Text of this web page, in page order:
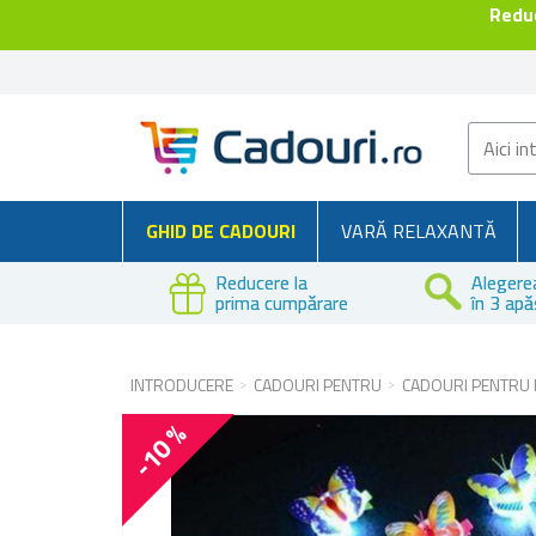
GHID DE CADOURI VARĂ RELAXANTĂ
Reducere la
prima cumpărare în 3
INTRODUCERE CADOURI PENTRU CADOURI PENTRU
-10 %